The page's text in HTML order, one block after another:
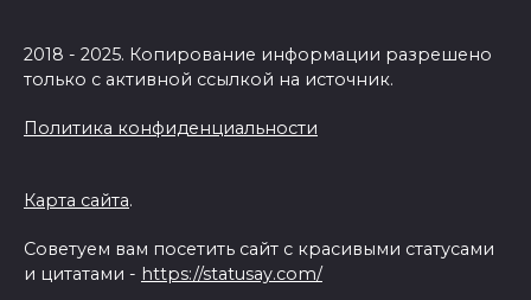
2018 - 2025. Копирование информации разрешено
только с активной ссылкой на источник.
Политика конфиденциальности
Карта сайта.
Советуем вам посетить сайт с красивыми статусами
и цитатами - https://statusay.com/